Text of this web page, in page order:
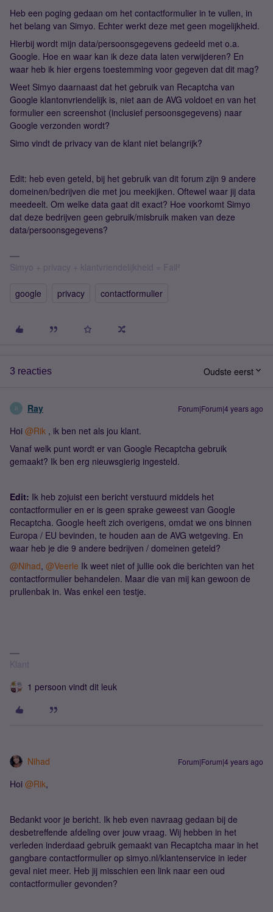
Heb een poging gedaan om het contactformulier in te vullen, in
het belang van Simyo. Echter werkt deze met geen mogelijkheid.
Hierbij wordt mijn data/persoonsgegevens gedeeld met o.a.
Google. Hoe en waar kan ik deze data laten verwijderen? En
waar heb ik hier ergens toestemming voor gegeven dat dit mag?
Weet Simyo daarnaast dat het gebruik van Recaptcha van
Google klantonvriendelijk is, niet aan de AVG voldoet en van het
formulier een screenshot (inclusief persoonsgegevens) naar
Google verzonden wordt?
Simo vindt de privacy van de klant niet belangrijk?
Edit: heb even geteld, bij het gebruik van dit forum zijn 9 andere
domeinen/bedrijven die met jou meekijken. Oftewel waar jij data
meedeelt. Om welke data gaat dit exact? Hoe voorkomt Simyo
dat deze bedrijven geen gebruik/misbruik maken van deze
data/persoonsgegevens?
Simyo + privacy + klantvriendelijkheid = Fail²
google privacy contactformulier
3 reacties Oudste eerst
R Ray Forum|Forum|4 years ago
Hoi @Rik , ik ben net als jou klant.
Vanaf welk punt wordt er van Google Recaptcha gebruik
gemaakt? Ik ben erg nieuwsgierig ingesteld.
Edit: Ik heb zojuist een bericht verstuurd middels het
contactformulier en er is geen sprake geweest van Google
Recaptcha. Google heeft zich overigens, omdat we ons binnen
Europa / EU bevinden, te houden aan de AVG wetgeving. En
waar heb je die 9 andere bedrijven / domeinen geteld?
@Nihad, @Veerle Ik weet niet of jullie ook die berichten van het
contactformulier behandelen. Maar die van mij kan gewoon de
prullenbak in. Was enkel een testje.
Klant
1 persoon vindt dit leuk
Nihad Forum|Forum|4 years ago
Hoi @Rik,
Bedankt voor je bericht. Ik heb even navraag gedaan bij de
desbetreffende afdeling over jouw vraag. Wij hebben in het
verleden inderdaad gebruik gemaakt van Recaptcha maar in het
gangbare contactformulier op simyo.nl/klantenservice in ieder
geval niet meer. Heb jij misschien een link naar een oud
contactformulier gevonden?